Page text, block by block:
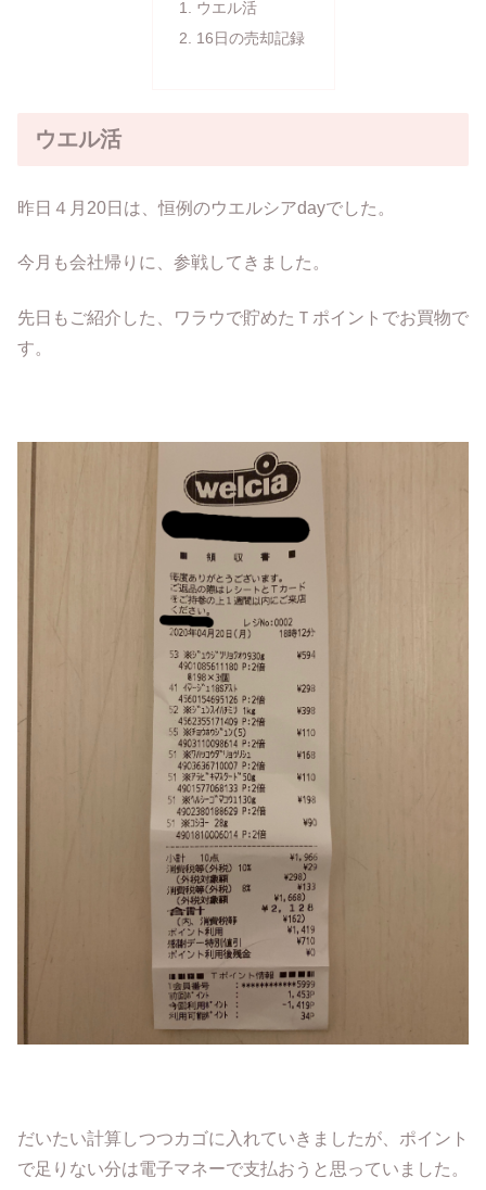
ウエル活
16日の売却記録
ウエル活
昨日４月20日は、恒例のウエルシアdayでした。
今月も会社帰りに、参戦してきました。
先日もご紹介した、ワラウで貯めたＴポイントでお買物で
す。
だいたい計算しつつカゴに入れていきましたが、ポイント
で足りない分は電子マネーで支払おうと思っていました。